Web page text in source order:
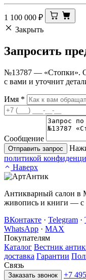
1 100 000 ₽
Закрыть
Запросить
№13787 — «Стопки».
с вами и уточнит
Имя *
Сообщение
Отправить запрос
политикой
Наверх
Антикварный салон в
живопись и книги — с
ВКонтакте · Telegram ·
WhatsApp · MAX
Покупателям
Каталог Вестник
доставка Гарантии
Связь
Заказать звонок +7